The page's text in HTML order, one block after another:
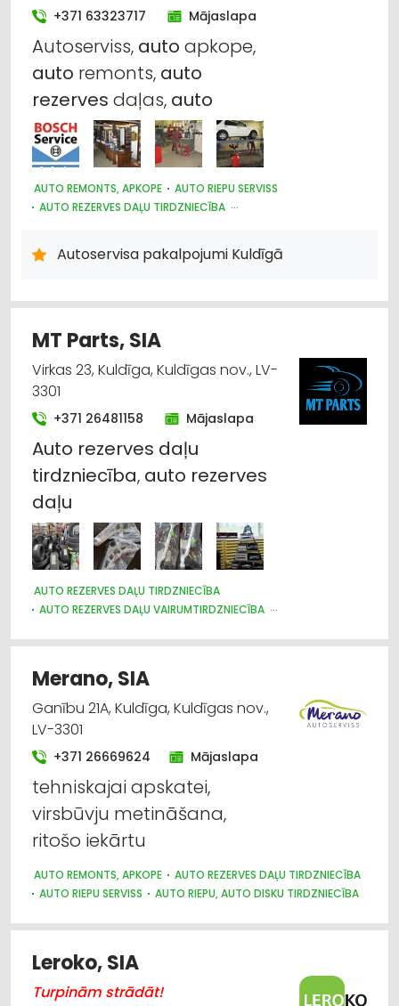
+371 63323717 Mājaslapa
Autoserviss, auto apkope,
auto remonts, auto
rezerves daļas, auto
AUTO REMONTS, APKOPE
AUTO RIEPU SERVISS
AUTO REZERVES DAĻU TIRDZNIECĪBA
AUTO GĀZE
AUTO EVAKUĀCIJA, TEHNISKĀ PALĪDZĪBA UZ CEĻA
Autoservisa pakalpojumi Kuldīgā
MT Parts, SIA
Virkas 23, Kuldīga, Kuldīgas nov., LV-
3301
+371 26481158 Mājaslapa
Auto rezerves daļu
tirdzniecība, auto rezerves
daļu
AUTO REZERVES DAĻU TIRDZNIECĪBA
AUTO REZERVES DAĻU VAIRUMTIRDZNIECĪBA
AUTO RIEPU, AUTO DISKU TIRDZNIECĪBA
AUTO PAPILDIERĪCES UN AKSESUĀRI; NAVIGĀCIJAS SISTĒMAS
Merano, SIA
Ganību 21A, Kuldīga, Kuldīgas nov.,
LV-3301
+371 26669624 Mājaslapa
tehniskajai apskatei,
virsbūvju metināšana,
ritošo iekārtu
AUTO REMONTS, APKOPE
AUTO REZERVES DAĻU TIRDZNIECĪBA
AUTO RIEPU SERVISS
AUTO RIEPU, AUTO DISKU TIRDZNIECĪBA
Leroko, SIA
Turpinām strādāt!